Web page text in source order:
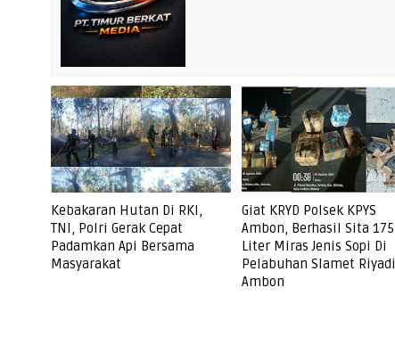
Kebakaran Hutan Di RKI,
TNI, Polri Gerak Cepat
Padamkan Api Bersama
Masyarakat
Giat KRYD Polsek KPYS
Ambon, Berhasil Sita 175
Liter Miras Jenis Sopi Di
Pelabuhan Slamet Riyadi
Ambon